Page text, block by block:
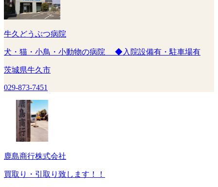
牛久どうぶつ病院
犬・猫・小鳥・小動物の病院 ◆入院設備有・駐車場有
茨城県牛久市
029-873-7451
鹿島商行株式会社
買取り・引取り致します！！